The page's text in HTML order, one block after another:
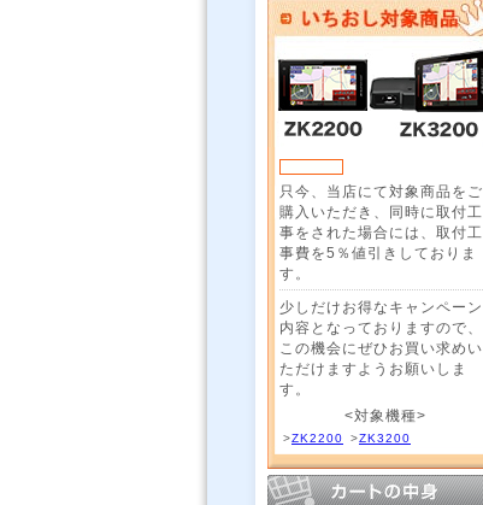
只今、当店にて対象商品をご
購入いただき、同時に取付工
事をされた場合には、取付工
事費を5％値引きしておりま
す。
少しだけお得なキャンペーン
内容となっておりますので、
この機会にぜひお買い求めい
ただけますようお願いしま
す。
<対象機種>
>ZK2200 >ZK3200